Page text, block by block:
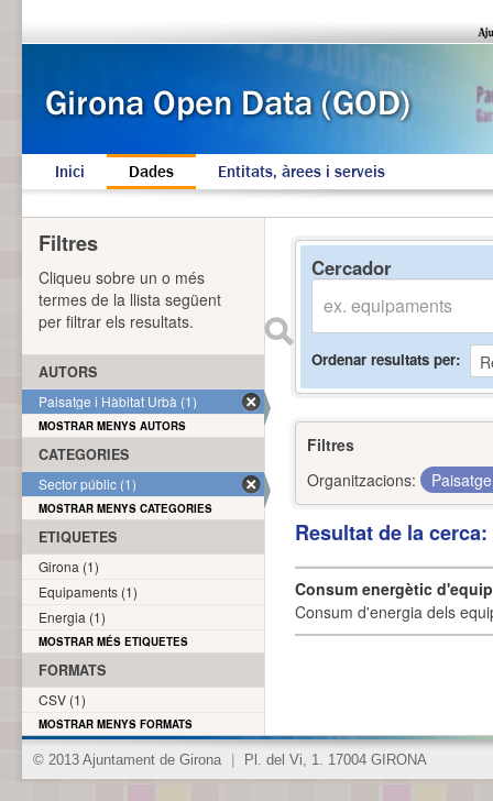
Inici Dades Entitats, àrees i serveis
Cercador
Ordenar resultats per
Filtres
Organitzacions:
Resultat de la
Consum energètic
Consum d'energia dels
Filtres
Cliqueu sobre un o més
termes de la llista següent
per filtrar els resultats.
AUTORS
Paisatge i Hàbitat Urbà (1)
MOSTRAR MENYS AUTORS
CATEGORIES
Sector públic (1)
MOSTRAR MENYS CATEGORIES
ETIQUETES
Girona (1)
Equipaments (1)
Energia (1)
MOSTRAR MÉS ETIQUETES
FORMATS
CSV (1)
MOSTRAR MENYS FORMATS
© 2013 Ajuntament de Girona Pl. del Vi, 1. 17004 GIRONA